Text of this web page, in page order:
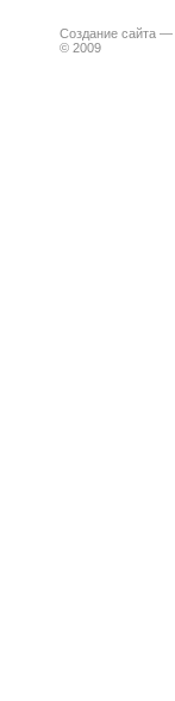
Создание сайта —
© 2009